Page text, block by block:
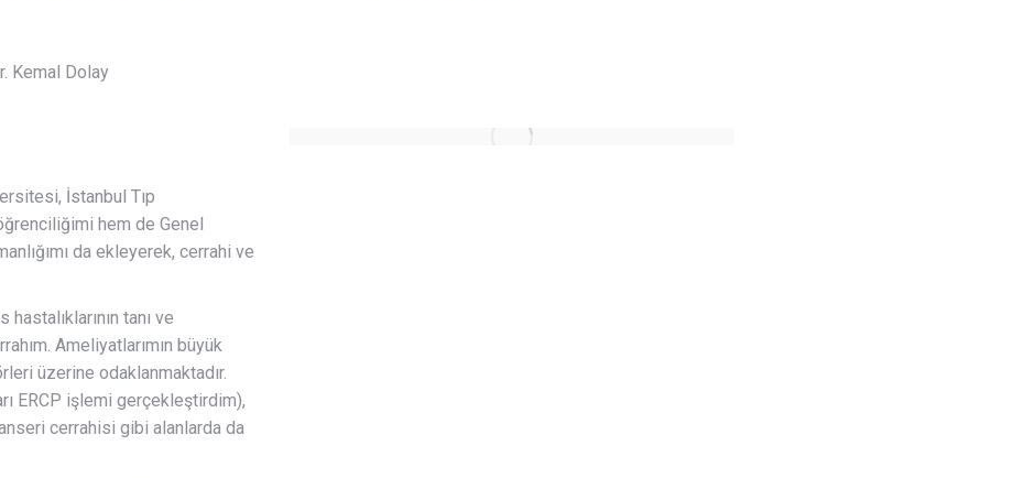
İstanbul Tıp
hem de Genel
da ekleyerek, cerrahi ve
tanı ve
Ameliyatlarımın büyük
üzerine odaklanmaktadır.
ERCP işlemi gerçekleştirdim),
cerrahisi gibi alanlarda da